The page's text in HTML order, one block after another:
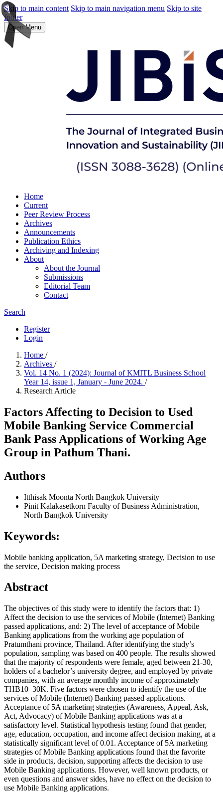
Skip to main content Skip to main navigation menu Skip to site
footer
Open Menu
Home
Current
Peer Review Process
Archives
Announcements
Publication Ethics
Archiving and Indexing
About
About the Journal
Submissions
Editorial Team
Contact
Search
Register
Login
Home /
Archives /
Vol. 14 No. 1 (2024): Journal of KMITL Business School
Year 14, issue 1, January - June 2024. /
Research Article
Factors Affecting to Decision to Used
Mobile Banking Service Commercial
Bank Pass Applications of Working Age
Group in Pathum Thani.
Authors
Itthisak Moonta North Bangkok University
Pinit Kalakasetkorn Faculty of Business Administration,
North Bangkok University
Keywords:
Mobile banking application, 5A marketing strategy, Decision to use
the service, Decision making process
Abstract
The objectives of this study were to identify the factors that: 1)
Affect the decision to use the services of Mobile (Internet) Banking
passed applications, and: 2) The level of acceptance of Mobile
Banking applications from the working age population of
Pratumthani province, Thailand. After identifying the study’s
population, sampling was based on 400 people. The results showed
that the majority of respondents were female, aged between 21-30,
holders of a bachelor’s university degree, and employed by private
companies, with an average monthly income of approximately
THB10–30K. Five factors were chosen to identify the use of the
services of Mobile (Internet) Banking passed applications.
Acceptance of 5A marketing strategies (Awareness, Appeal, Ask,
Act, Advocacy) of Mobile Banking applications was at a
satisfactory level. Statistical hypothesis testing found that gender,
age, education, occupation, and income affect decision making, at a
statistically significant level of 0.01. Acceptance of 5A marketing
strategies of Mobile Banking applications found that the favorite
side in products, decision, supporting affects the decision to use
Mobile Banking applications. However, well known products, or
even questions and answer sides, have no effect on the decision to
use Mobile Banking applications.